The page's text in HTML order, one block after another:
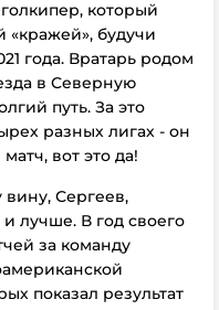
который
«кражей», будучи
года. Вратарь родом
в Северную
путь. За это
разных лигах - он
вот это да!
Сергеев,
лучше. В год своего
за команду
показал результат